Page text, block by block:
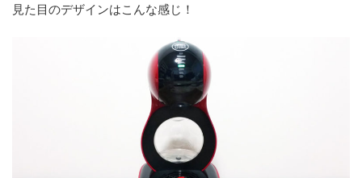
見た目のデザインはこんな感じ！